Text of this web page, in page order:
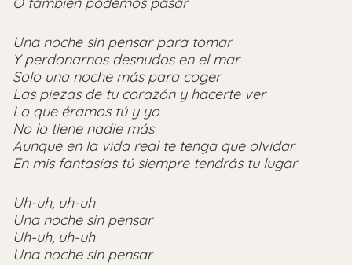
Una noche sin pensar para tomar
Y perdonarnos desnudos en el mar
Solo una noche más para coger
Las piezas de tu corazón y hacerte ver
Lo que éramos tú y yo
No lo tiene nadie más
Aunque en la vida real te tenga que olvidar
En mis fantasías tú siempre tendrás tu lugar
Uh-uh, uh-uh
Una noche sin pensar
Uh-uh, uh-uh
Una noche sin pensar